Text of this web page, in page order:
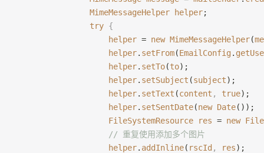
                MimeMessageHelper
helper;
                try
{
                    helper
= new MimeMessageHelper(
                    helper
. setFrom(EmailConfig .
                    helper
. setTo(to);
                    helper
. setSubject (subject);
                    helper
. setText (content , true);
                    helper
. setSentDate(new Date());
                    FileSystemResource
res = new
                    // 重复使用添加多个图片
                    helper
. addInline( rscId , res);